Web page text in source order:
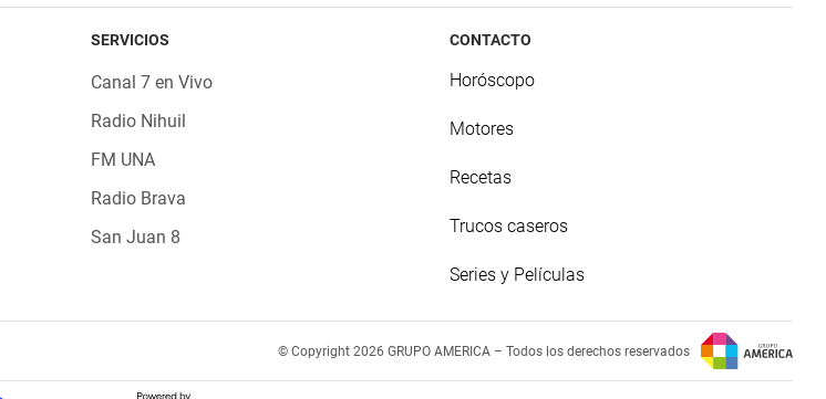
SERVICIOS
Canal 7 en Vivo
Radio Nihuil
FM UNA
Radio Brava
San Juan 8
CONTACTO
Horóscopo
Motores
Recetas
Trucos caseros
Series y Películas
© Copyright 2026 GRUPO AMERICA – Todos los derechos reservados